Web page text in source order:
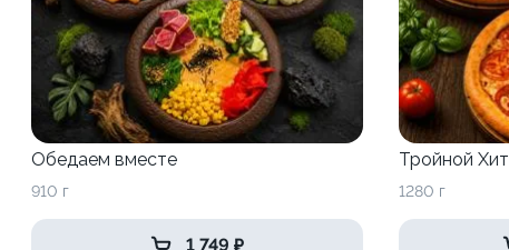
Обедаем вместе
910 г
1 749 ₽
Тройной Хит
1280 г